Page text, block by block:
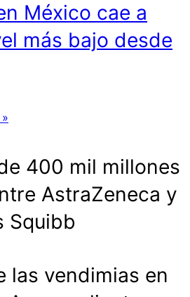
México cae a
más bajo desde
400 mil millones
AstraZeneca y
Squibb
las vendimias en